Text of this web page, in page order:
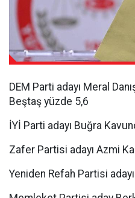
DEM Parti adayı Meral
Beştaş yüzde 5,6
İYİ Parti adayı Buğra
Zafer Partisi adayı Azmi
Yeniden Refah Partisi